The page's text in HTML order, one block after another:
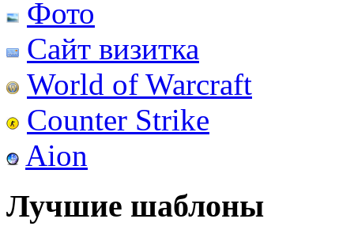
Фото
Сайт визитка
World of Warcraft
Counter Strike
Aion
Лучшие шаблоны